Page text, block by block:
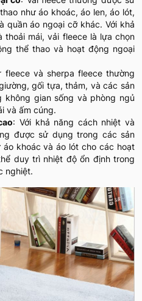
như áo khoác, áo len, áo lót,
quần áo ngoại cỡ khác. Với khả
thoải mái, vải fleece là lựa chọn
thể thao và hoạt động ngoại
fleece và sherpa fleece thường
gối tựa, thảm, và các sản
không gian sống và phòng ngủ
và ấm cúng.
: Với khả năng cách nhiệt và
được sử dụng trong các sản
khoác và áo lót cho các hoạt
duy trì nhiệt độ ổn định trong
nghiệt.